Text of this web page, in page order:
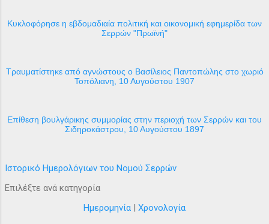
Κυκλοφόρησε η εβδομαδιαία πολιτική και οικονομική εφημερίδα των
Σερρών "Πρωϊνή"
Τραυματίστηκε από αγνώστους ο Βασίλειος Παντοπώλης στο χωριό
Τοπόλιανη, 10 Αυγούστου 1907
Επίθεση βουλγάρικης συμμορίας στην περιοχή των Σερρών και του
Σιδηροκάστρου, 10 Αυγούστου 1897
Ιστορικό Ημερολόγιων του Νομού Σερρών
Επιλέξτε ανά κατηγορία
Ημερομηνία | Χρονολογία